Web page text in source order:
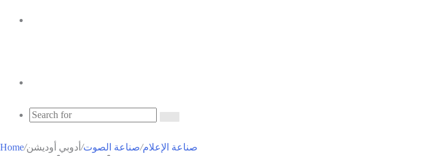
for
Home/ صناعة الإعلام/صناعة الصوت/ أدوبي أوديشن